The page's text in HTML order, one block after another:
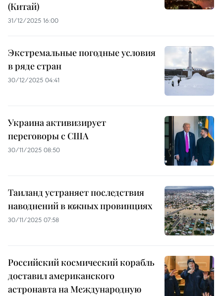
(Китай)
31/12/2025 16:00
Экстремальные погодные условия
в ряде стран
30/12/2025 04:41
Украина активизирует
переговоры с США
30/11/2025 08:50
Таиланд устраняет последствия
наводнений в южных провинциях
30/11/2025 07:58
Российский космический корабль
доставил американского
астронавта на Международную